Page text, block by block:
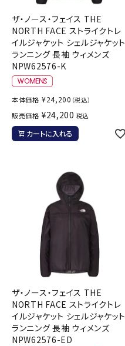
ザ・ノース・フェイス THE
NORTH FACE ストライクトレ
イルジャケット シェルジャケット
ランニング 長袖 ウィメンズ
NPW62576-K
本体価格 ¥24,200 （税込）
販売価格 ¥24,200 税込
カートに入れる
ザ・ノース・フェイス THE
NORTH FACE ストライクトレ
イルジャケット シェルジャケット
ランニング 長袖 ウィメンズ
NPW62576-ED